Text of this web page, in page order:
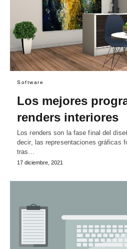
Software
Los mejores
renders interiores
Los renders son la fase final del
decir, las representaciones gráficas
tras…
17 diciembre, 2021